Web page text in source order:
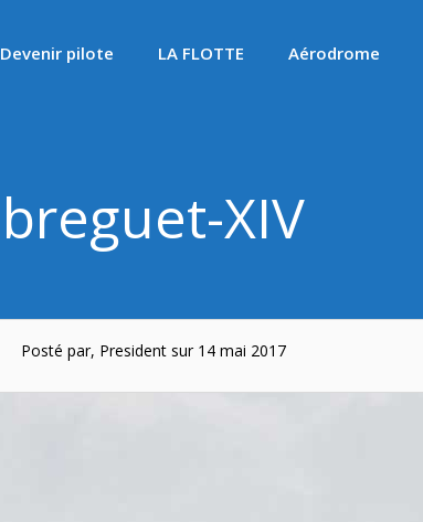
Devenir pilote LA FLOTTE Aérodrome
breguet-XIV
Posté par, President sur 14 mai 2017